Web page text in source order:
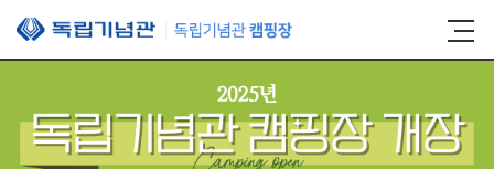
본문 바로가기